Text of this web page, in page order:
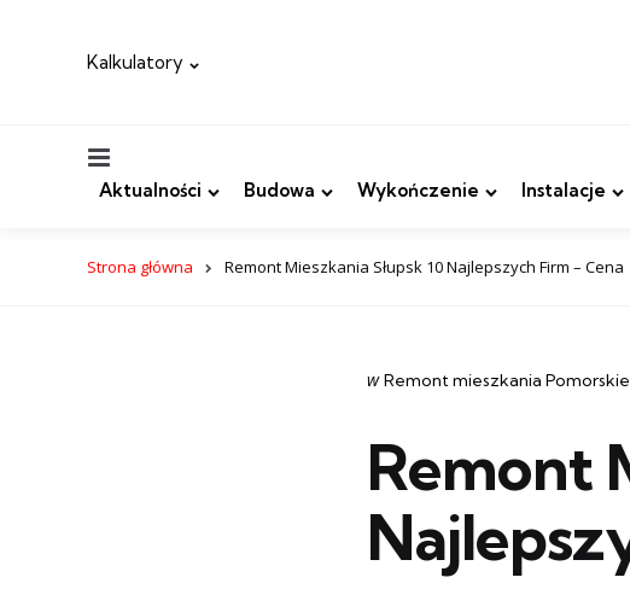
Kalkulatory
Aktualności Budowa Wykończenie Instalacje
Strona główna Remont Mieszkania Słupsk 10 Najlepszych Firm – Cena
Categories
post
w Remont mieszkania Pomorskie
Remont